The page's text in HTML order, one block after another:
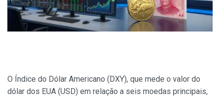
O Índice do Dólar Americano (DXY), que mede o valor do
dólar dos EUA (USD) em relação a seis moedas principais,